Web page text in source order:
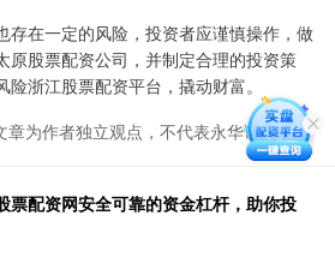
存在一定的风险，投资者应谨慎操作，做
原股票配资公司，并制定合理的投资策
浙江股票配资平台，撬动财富。
章为作者独立观点，不代表永华证券观点
票配资网安全可靠的资金杠杆，助你投